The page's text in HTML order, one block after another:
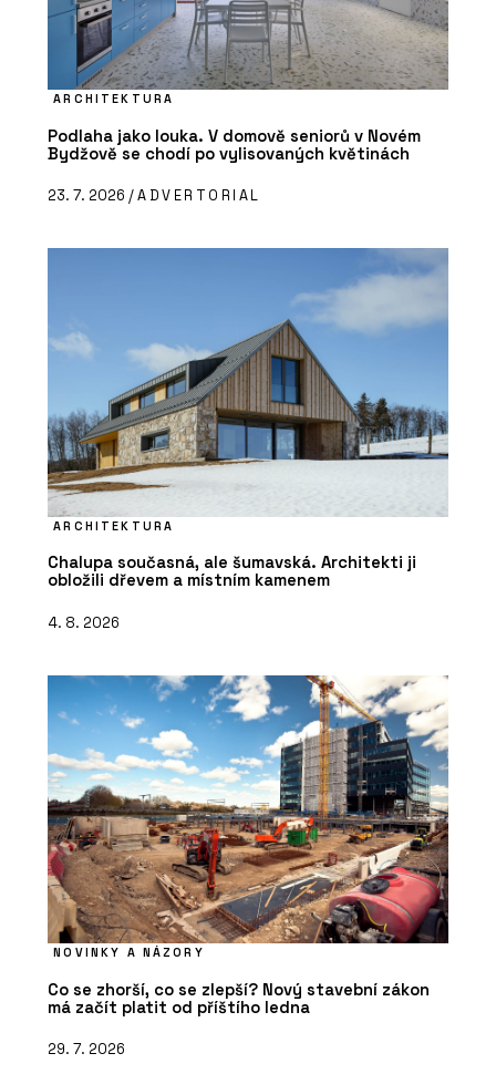
ARCHITEKTURA
Podlaha jako louka. V domově seniorů v Novém
Bydžově se chodí po vylisovaných květinách
23. 7. 2026 /ADVERTORIAL
ARCHITEKTURA
Chalupa současná, ale šumavská. Architekti ji
obložili dřevem a místním kamenem
4. 8. 2026
NOVINKY A NÁZORY
Co se zhorší, co se zlepší? Nový stavební zákon
má začít platit od příštího ledna
29. 7. 2026